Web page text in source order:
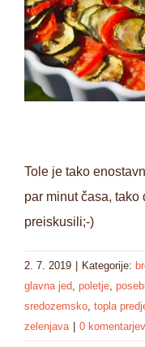
Tole je tako
par minut časa,
preiskusili;-)
2. 7. 2019 | Kategorije:
glavna jed poletje
sredozemsko topla
zelenjava | 0 komentarjev